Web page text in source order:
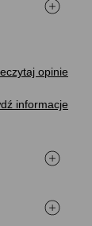
opinie
informacje